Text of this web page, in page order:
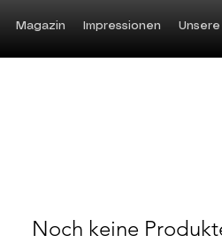
Magazin Impressionen
Noch keine